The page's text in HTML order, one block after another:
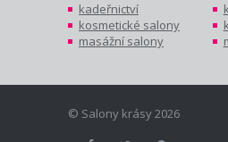
kadeřnictví
kosmetické salony
masážní salony
© Salony krásy 2026